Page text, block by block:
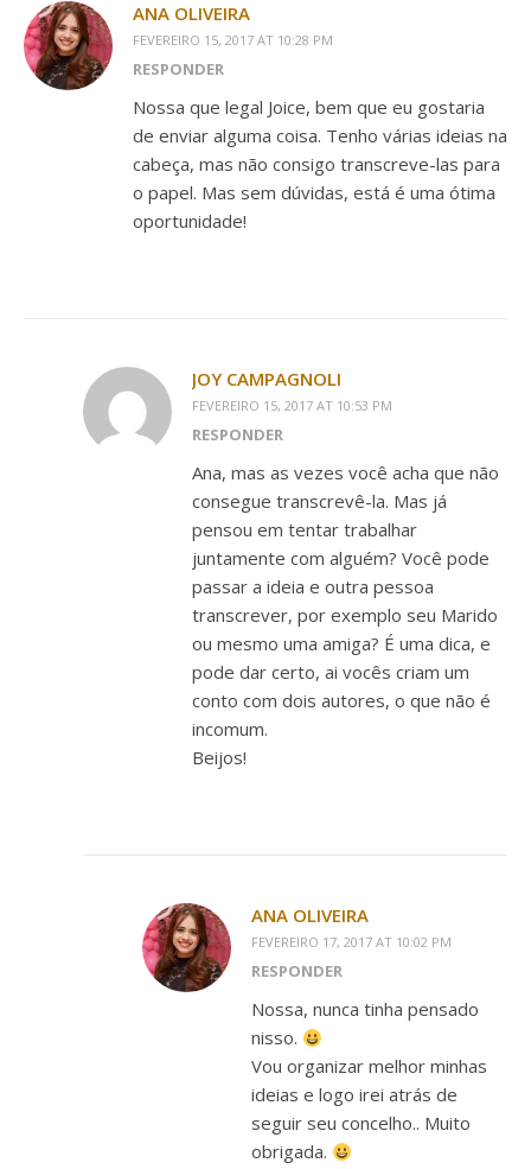
ANA OLIVEIRA
FEVEREIRO 15, 2017 AT 10:28 PM
RESPONDER
Nossa que legal Joice, bem que eu gostaria
de enviar alguma coisa. Tenho várias ideias na
cabeça, mas não consigo transcreve-las para
o papel. Mas sem dúvidas, está é uma ótima
oportunidade!
JOY CAMPAGNOLI
FEVEREIRO 15, 2017 AT 10:53 PM
RESPONDER
Ana, mas as vezes você acha que não
consegue transcrevê-la. Mas já
pensou em tentar trabalhar
juntamente com alguém? Você pode
passar a ideia e outra pessoa
transcrever, por exemplo seu Marido
ou mesmo uma amiga? É uma dica, e
pode dar certo, ai vocês criam um
conto com dois autores, o que não é
incomum.
Beijos!
ANA OLIVEIRA
FEVEREIRO 17, 2017 AT 10:02 PM
RESPONDER
Nossa, nunca tinha pensado
nisso.
Vou organizar melhor minhas
ideias e logo irei atrás de
seguir seu concelho.. Muito
obrigada.